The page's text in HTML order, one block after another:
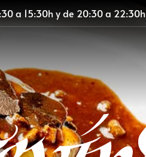
a 15:30h y de 20:30 a 22:30h